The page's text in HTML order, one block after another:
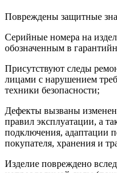
Повреждены защитные
Серийные номера на
обозначенным в
Присутствуют следы
лицами с нарушением
техники безопасности;
Дефекты вызваны
правил эксплуатации, а
подключения, адаптации
покупателя, хранения и
Изделие повреждено